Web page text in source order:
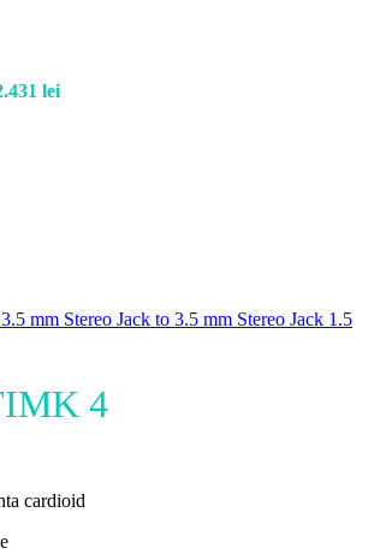
lei
mm Stereo Jack to 3.5 mm Stereo Jack 1.5
4
cardioid